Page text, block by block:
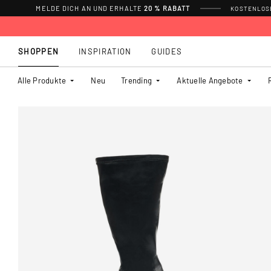
MELDE DICH AN UND ERHALTE20 % RABATT
SHOPPEN
Alle Produkte Neu Trending Aktuelle Angebote
INSPIRATION GUIDES